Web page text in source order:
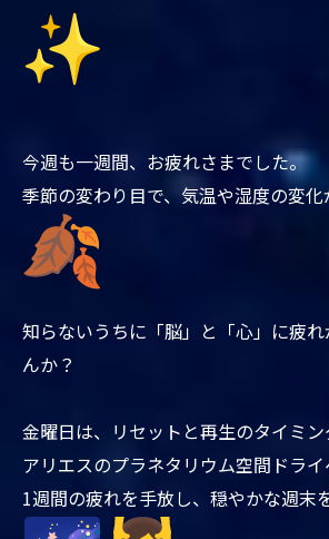
今週も一週間、お疲れさまでした。
季節の変わり目で、気温や湿度の変
知らないうちに「脳」と「心」に疲
んか？
金曜日は、リセットと再生のタイミン
アリエスのプラネタリウム空間ドライ
1週間の疲れを手放し、穏やかな週末